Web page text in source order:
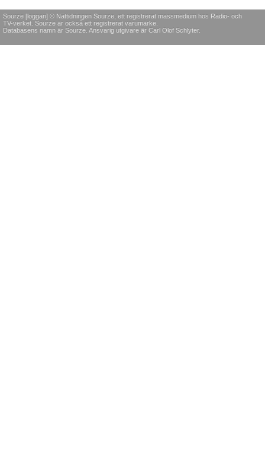
Sourze [loggan] © Nättidningen Sourze, ett registrerat massmedium hos Radio- och
TV-verket. Sourze är också ett registrerat varumärke.
Databasens namn är Sourze. Ansvarig utgivare är Carl Olof Schlyter.